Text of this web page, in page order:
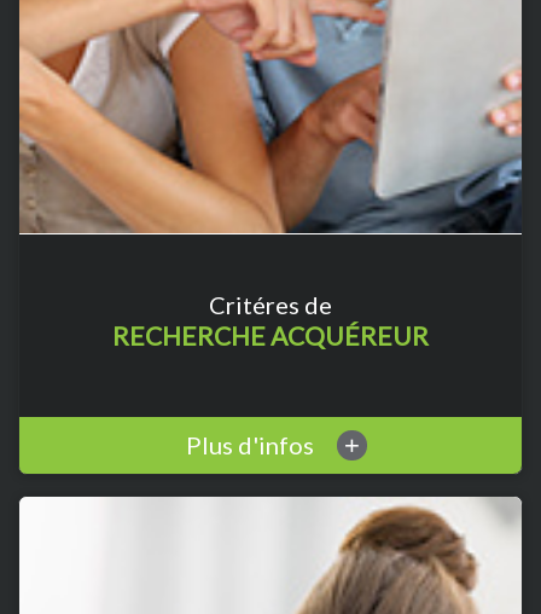
Critéres de
RECHERCHE ACQUÉREUR
Plus d'infos +